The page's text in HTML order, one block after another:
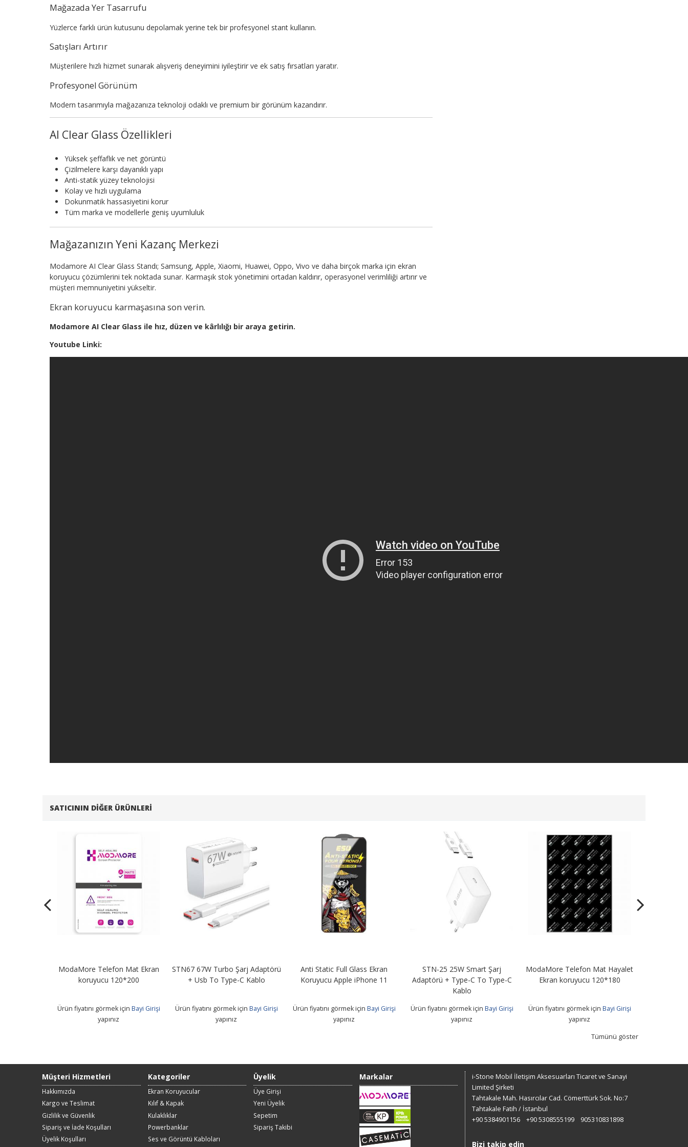
Mağazada Yer Tasarrufu
Yüzlerce farklı ürün kutusunu depolamak yerine tek bir profesyonel stant kullanın.
Satışları Artırır
Müşterilere hızlı hizmet sunarak alışveriş deneyimini iyileştirir ve ek satış fırsatları yaratır.
Profesyonel Görünüm
Modern tasarımıyla mağazanıza teknoloji odaklı ve premium bir görünüm kazandırır.
AI Clear Glass Özellikleri
Yüksek şeffaflık ve net görüntü
Çizilmelere karşı dayanıklı yapı
Anti-statik yüzey teknolojisi
Kolay ve hızlı uygulama
Dokunmatik hassasiyetini korur
Tüm marka ve modellerle geniş uyumluluk
Mağazanızın Yeni Kazanç Merkezi
Modamore AI Clear Glass Standı; Samsung, Apple, Xiaomi, Huawei, Oppo, Vivo ve daha birçok marka için ekran
koruyucu çözümlerini tek noktada sunar. Karmaşık stok yönetimini ortadan kaldırır, operasyonel verimliliği artırır ve
müşteri memnuniyetini yükseltir.
Ekran koruyucu karmaşasına son verin.
Modamore AI Clear Glass ile hız, düzen ve kârlılığı bir araya getirin.
Youtube Linki:
SATICININ DIĞER ÜRÜNLERI
ModaMore Telefon Mat Ekran
koruyucu 120*200
Ürün fiyatını görmek için Bayi Girişi
yapınız
STN67 67W Turbo Şarj Adaptörü
+ Usb To Type-C Kablo
Ürün fiyatını görmek için Bayi Girişi
yapınız
Anti Static Full Glass Ekran
Koruyucu Apple iPhone 11
Ürün fiyatını görmek için Bayi Girişi
yapınız
STN-25 25W Smart Şarj
Adaptörü + Type-C To Type-C
Kablo
Ürün fiyatını görmek için Bayi Girişi
yapınız
ModaMore Telefon Mat Hayalet
Ekran koruyucu 120*180
Ürün fiyatını görmek için Bayi Girişi
yapınız
Tümünü göster
Müşteri Hizmetleri
Hakkımızda
Kargo ve Teslimat
Gizlilik ve Güvenlik
Sipariş ve İade Koşulları
Üyelik Koşulları
Kategoriler
Ekran Koruyucular
Kılıf & Kapak
Kulaklıklar
Powerbanklar
Ses ve Görüntü Kabloları
Üyelik
Üye Girişi
Yeni Üyelik
Sepetim
Sipariş Takibi
Markalar
i-Stone Mobil İletişim Aksesuarları Ticaret ve Sanayi
Limited Şirketi
Tahtakale Mah. Hasırcılar Cad. Cömerttürk Sok. No:7
Tahtakale Fatih / İstanbul
+90 5384901156
+90 5308555199 905310831898
Bizi takip edin